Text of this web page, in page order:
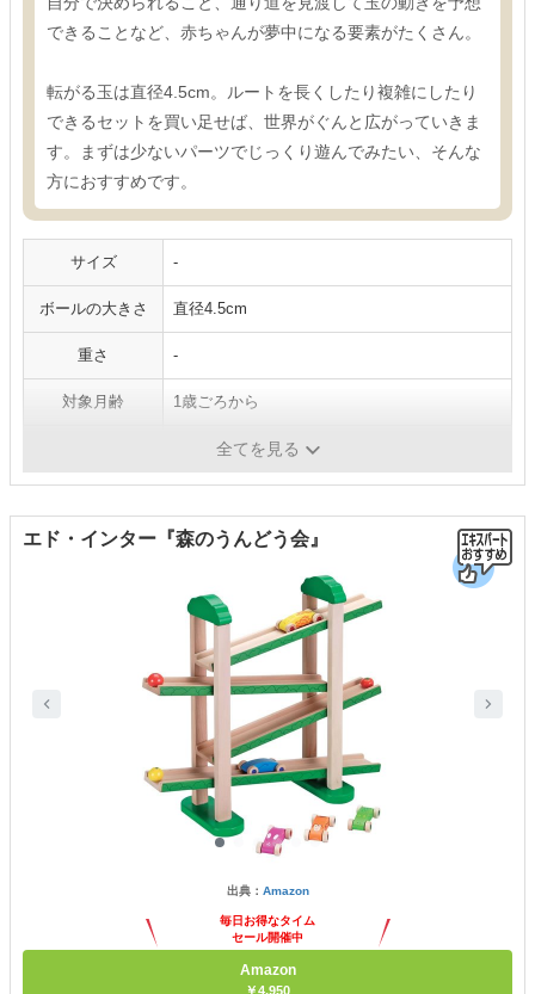
できることなど、赤ちゃんが夢中になる要素がたくさん。
転がる玉は直径4.5cm。ルートを長くしたり複雑にしたり
できるセットを買い足せば、世界がぐんと広がっていきま
す。まずは少ないパーツでじっくり遊んでみたい、そんな
方におすすめです。
サイズ -
ボールの大きさ 直径4.5cm
重さ -
対象月齢 1歳ごろから
12ピース、玉×2
全てを見る
エド・インター『森のうんどう会』
出典： Amazon
毎日お得なタイム
セール開催中
Amazon
￥4,950